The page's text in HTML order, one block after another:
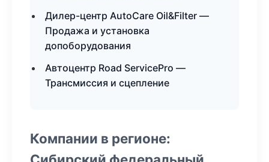
Дилер-центр AutoCare Oil&Filter —
Продажа и установка
допоборудования
Автоцентр Road ServicePro —
Трансмиссия и сцепление
Компании в регионе: